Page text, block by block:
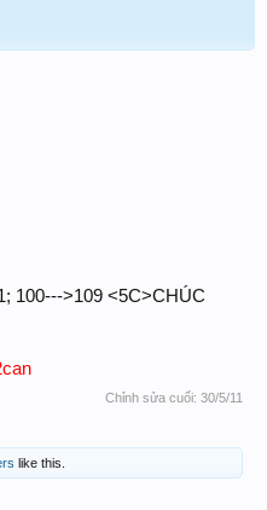
100--->109 <5C>CHÚC
Chỉnh sửa cuối: 30/5/11
like this.